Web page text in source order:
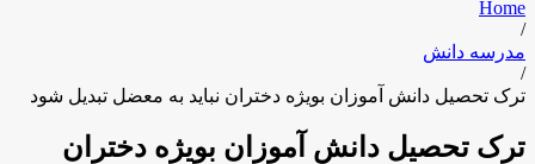
Home
/
مدرسه دانش
/
ترک تحصیل دانش آموزان بویژه دختران نباید به معضل تبدیل شود
ترک تحصیل دانش آموزان بویژه دختران